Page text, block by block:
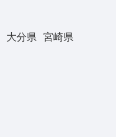
大分県
宮崎県